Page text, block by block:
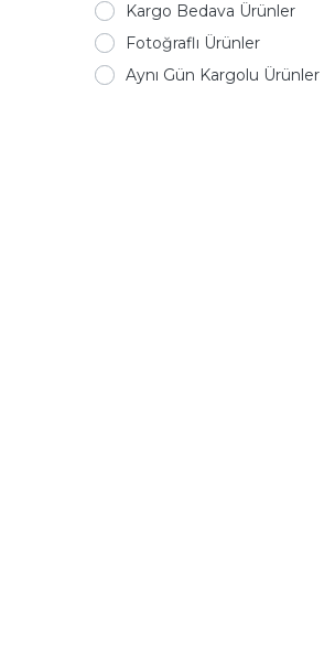
Kargo Bedava Ürünler
Fotoğraflı Ürünler
Aynı Gün Kargolu Ürünler